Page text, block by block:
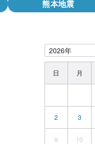
熊本地震
日 月
2 3
9 10